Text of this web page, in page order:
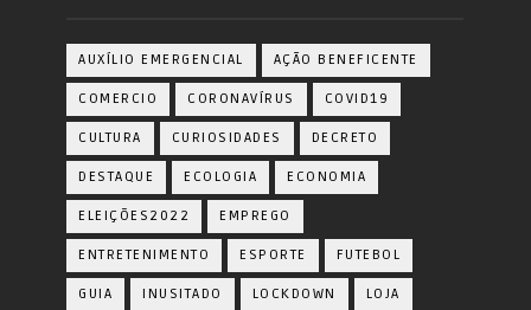
AUXÍLIO EMERGENCIAL AÇÃO BENEFICENTE
COMERCIO CORONAVÍRUS COVID19
CULTURA CURIOSIDADES DECRETO
DESTAQUE ECOLOGIA ECONOMIA
ELEIÇÕES2022 EMPREGO
ENTRETENIMENTO ESPORTE FUTEBOL
GUIA INUSITADO LOCKDOWN LOJA